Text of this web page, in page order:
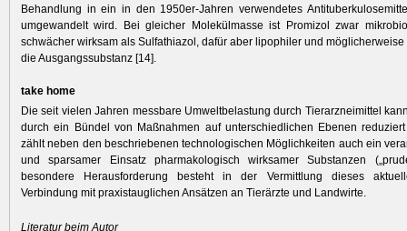
Behandlung in ein in den 1950er-Jahren verwendetes
umgewandelt wird. Bei gleicher Molekülmasse ist Promizol zwar
schwächer wirksam als Sulfathiazol, dafür aber lipophiler und
die Ausgangs­substanz [14].
take home
Die seit vielen Jahren messbare Umweltbelastung durch Tierarzneimittel
durch ein Bündel von Maßnahmen auf unterschiedlichen Ebenen
zählt neben den beschriebenen technologischen Möglichkeiten auch ein
und sparsamer Einsatz pharmakologisch wirksamer Substanzen
besondere Herausforderung besteht in der Vermittlung dieses
Verbindung mit praxistauglichen Ansätzen an Tierärzte und Landwirte.
Literatur beim Autor